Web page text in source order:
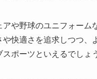
や野球のユニフォー
快適さを追求しつつ
ポーツといえるでしょ